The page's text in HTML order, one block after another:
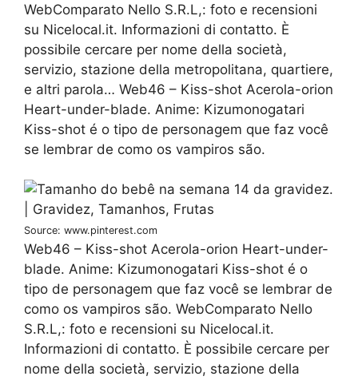
WebComparato Nello S.R.L,: foto e recensioni
su Nicelocal.it. Informazioni di contatto. È
possibile cercare per nome della società,
servizio, stazione della metropolitana, quartiere,
e altri parola… Web46 – Kiss-shot Acerola-orion
Heart-under-blade. Anime: Kizumonogatari
Kiss-shot é o tipo de personagem que faz você
se lembrar de como os vampiros são.
Source: www.pinterest.com
Web46 – Kiss-shot Acerola-orion Heart-under-
blade. Anime: Kizumonogatari Kiss-shot é o
tipo de personagem que faz você se lembrar de
como os vampiros são. WebComparato Nello
S.R.L,: foto e recensioni su Nicelocal.it.
Informazioni di contatto. È possibile cercare per
nome della società, servizio, stazione della